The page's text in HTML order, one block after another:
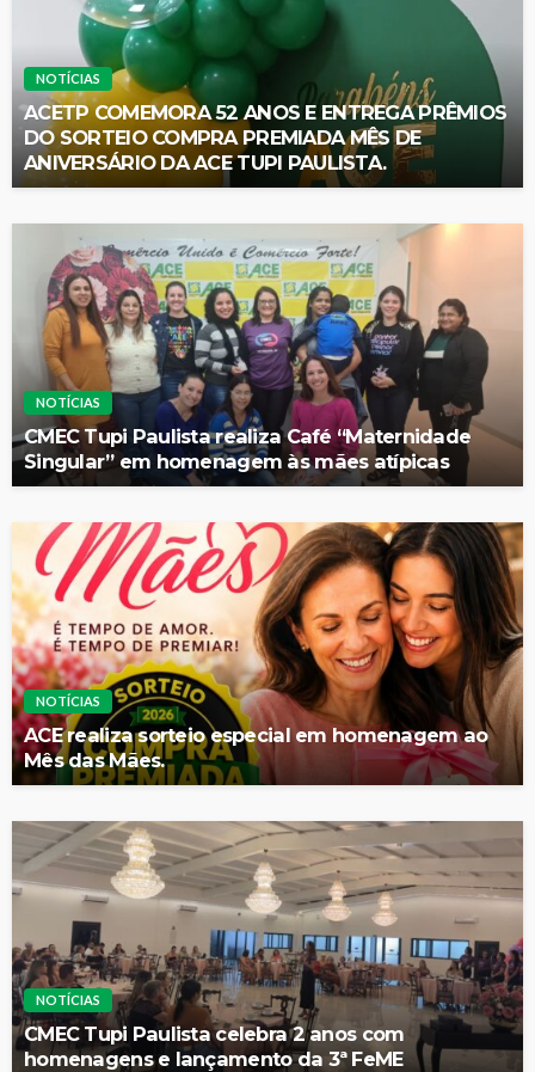
NOTÍCIAS
ACETP COMEMORA 52 ANOS E ENTREGA PRÊMIOS
DO SORTEIO COMPRA PREMIADA MÊS DE
ANIVERSÁRIO DA ACE TUPI PAULISTA.
NOTÍCIAS
CMEC Tupi Paulista realiza Café “Maternidade
Singular” em homenagem às mães atípicas
NOTÍCIAS
ACE realiza sorteio especial em homenagem ao
Mês das Mães.
NOTÍCIAS
CMEC Tupi Paulista celebra 2 anos com
homenagens e lançamento da 3ª FeME